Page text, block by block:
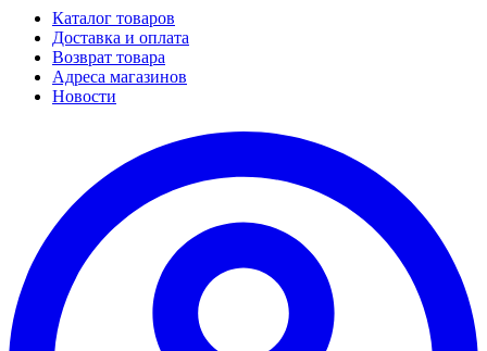
Каталог товаров
Доставка и оплата
Возврат товара
Адреса магазинов
Новости